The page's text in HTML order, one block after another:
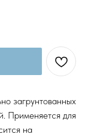
загрунтованных
Применяется для
на